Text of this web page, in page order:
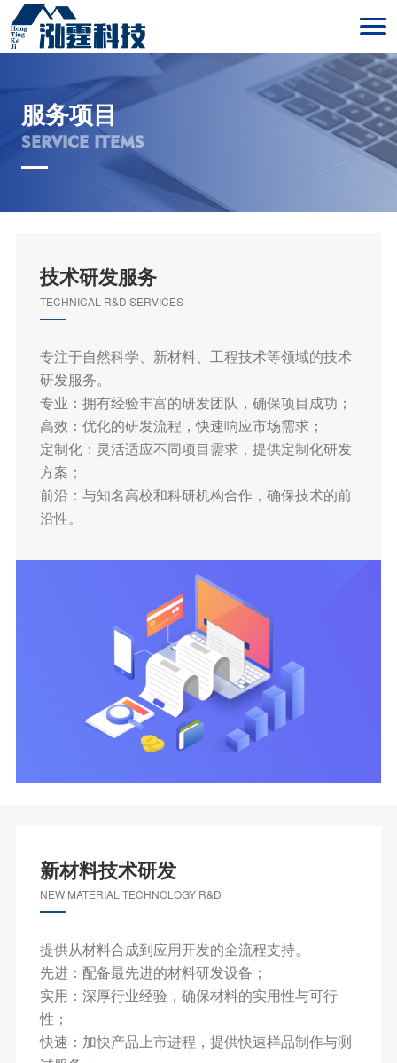
服务项目
SERVICE ITEMS
技术研发服务
TECHNICAL R&D SERVICES
专注于自然科学、新材料、工程技术等领域的技术
研发服务。
专业：拥有经验丰富的研发团队，确保项目成功；
高效：优化的研发流程，快速响应市场需求；
定制化：灵活适应不同项目需求，提供定制化研发
方案；
前沿：与知名高校和科研机构合作，确保技术的前
沿性。
新材料技术研发
NEW MATERIAL TECHNOLOGY R&D
提供从材料合成到应用开发的全流程支持。
先进：配备最先进的材料研发设备；
实用：深厚行业经验，确保材料的实用性与可行
性；
快速：加快产品上市进程，提供快速样品制作与测